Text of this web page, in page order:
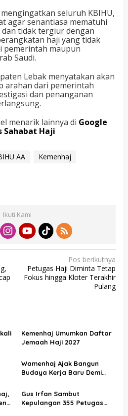
seluruh KBIHU,
agar senantiasa mematuhi
tidak tergiur dengan
haji yang tidak
pemerintah maupun
Saudi.
Lebak menyatakan akan
arahan dari pemerintah
dan penanganan
menarik lainnya di Google
Sahabat Haji
AA
Kemenhaj
Ikuti Kami
Pos berikutnya
Petugas Haji Diminta Tetap
Fokus hingga Kloter Terakhir
Pulang
Kemenhaj Umumkan Daftar
Jemaah Haji 2027
Wamenhaj Ajak Bangun
Budaya Kerja Baru Demi
Jemaah
Gus Irfan Sambut
Kepulangan 355 Petugas